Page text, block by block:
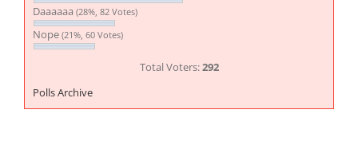
Daaaaaa (28%, 82 Votes)
Nope (21%, 60 Votes)
Total Voters:292
Polls Archive